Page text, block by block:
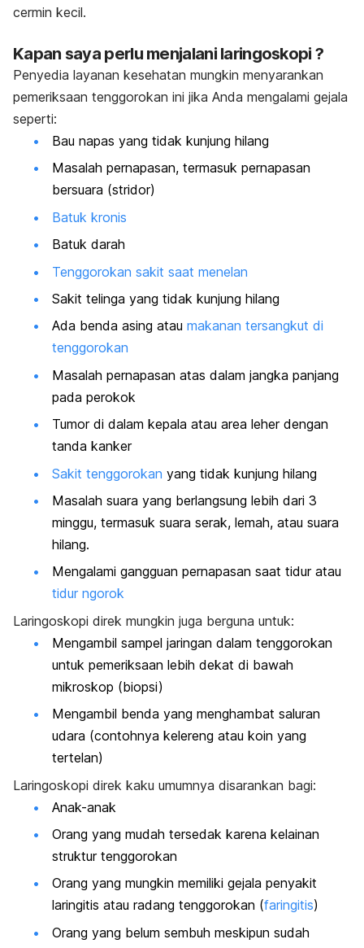
cermin kecil.
Kapan saya perlu menjalani laringoskopi ?
Penyedia layanan kesehatan mungkin menyarankan
pemeriksaan tenggorokan ini jika Anda mengalami gejala
seperti:
Bau napas yang tidak kunjung hilang
Masalah pernapasan, termasuk pernapasan
bersuara (stridor)
Batuk kronis
Batuk darah
Tenggorokan sakit saat menelan
Sakit telinga yang tidak kunjung hilang
Ada benda asing atau makanan tersangkut di
tenggorokan
Masalah pernapasan atas dalam jangka panjang
pada perokok
Tumor di dalam kepala atau area leher dengan
tanda kanker
Sakit tenggorokan yang tidak kunjung hilang
Masalah suara yang berlangsung lebih dari 3
minggu, termasuk suara serak, lemah, atau suara
hilang.
Mengalami gangguan pernapasan saat tidur atau
tidur ngorok
Laringoskopi direk mungkin juga berguna untuk:
Mengambil sampel jaringan dalam tenggorokan
untuk pemeriksaan lebih dekat di bawah
mikroskop (biopsi)
Mengambil benda yang menghambat saluran
udara (contohnya kelereng atau koin yang
tertelan)
Laringoskopi direk kaku umumnya disarankan bagi:
Anak-anak
Orang yang mudah tersedak karena kelainan
struktur tenggorokan
Orang yang mungkin memiliki gejala penyakit
laringitis atau radang tenggorokan (faringitis)
Orang yang belum sembuh meskipun sudah